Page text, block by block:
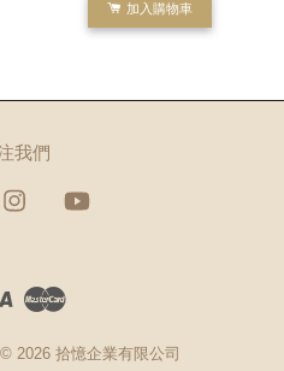
加入購物車
我們
Instagram
Visa Master
2026 拾憶企業有限公司